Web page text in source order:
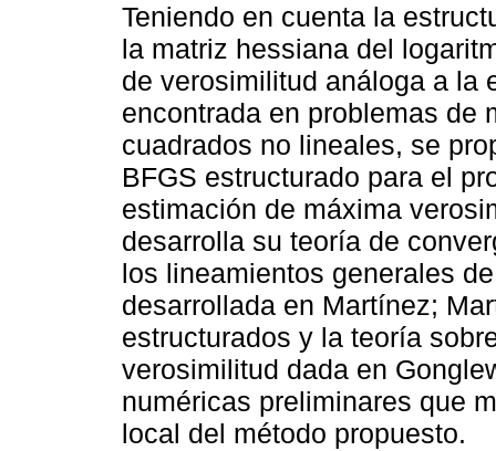
Teniendo en cuenta la
la matriz hessiana del
de verosimilitud análoga a la
encontrada en problemas de
cuadrados no lineales, se
BFGS estructurado para el
estimación de máxima
desarrolla su teoría de
los lineamientos generales
desarrollada en Martínez;
estructurados y la teoría
verosimilitud dada en
numéricas preliminares que
local del método propuesto.